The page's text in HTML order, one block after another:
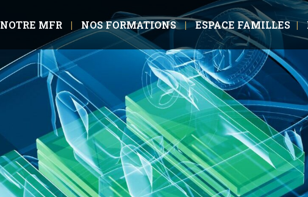
NOTRE MFR NOS FORMATIONS ESPACE FAMILLES